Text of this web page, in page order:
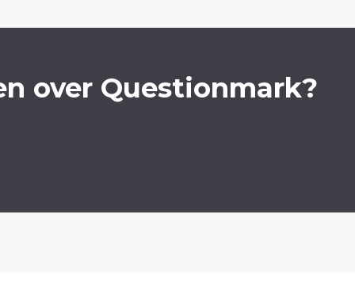
over Questionmark?